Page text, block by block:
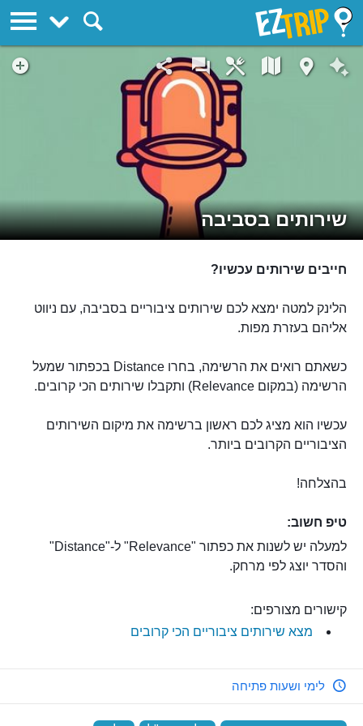
שירותים בסביבה
חייבים שירותים עכשיו?
הלינק למטה ימצא לכם שירותים ציבוריים בסביבה, עם ניווט
אליהם בעזרת מפות.
כשאתם רואים את הרשימה, בחרו Distance בכפתור שמעל
הרשימה (במקום Relevance) ותקבלו שירותים הכי קרובים.
עכשיו הוא מציג לכם ראשון ברשימה את מיקום השירותים
הציבוריים הקרובים ביותר.
בהצלחה!
טיפ חשוב:
למעלה יש לשנות את כפתור "Relevance" ל-"Distance"
והסדר יוצג לפי מרחק.
קישורים מצורפים:
מצא שירותים ציבוריים הכי קרובים
לימי ושעות פתיחה
EZTrip